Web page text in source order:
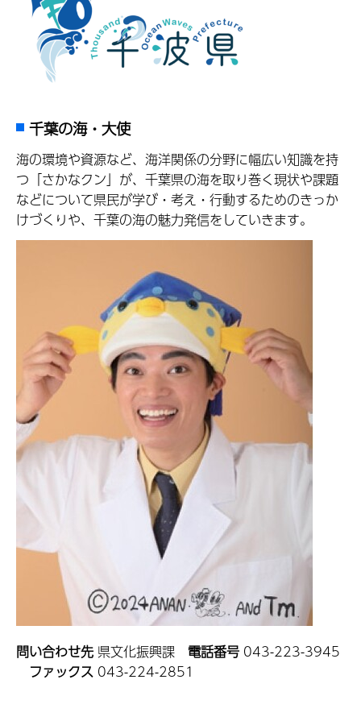
千葉の海・大使
海の環境や資源など、海洋関係の分野に幅広い知識を持
つ「さかなクン」が、千葉県の海を取り巻く現状や課題
などについて県民が学び・考え・行動するためのきっか
けづくりや、千葉の海の魅力発信をしていきます。
問い合わせ先 県文化振興課 電話番号 043-223-3945
ファックス 043-224-2851